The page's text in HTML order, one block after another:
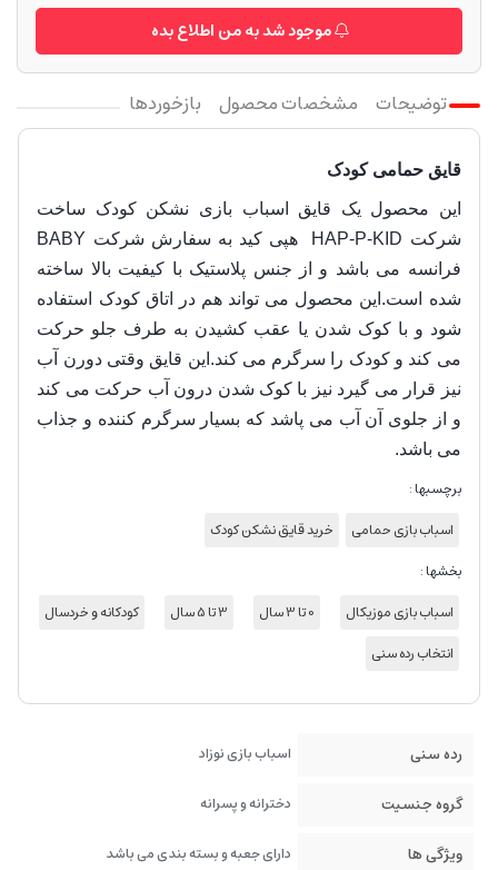
موجود شد به من اطلاع بده
توضیحات مشخصات محصول بازخوردها
قایق حمامی کودک
این محصول یک قایق اسباب بازی نشکن کودک ساخت
شرکت HAP-P-KID هپی کید به سفارش شرکت BABY
فرانسه می باشد و از جنس پلاستیک با کیفیت بالا ساخته
شده است.این محصول می تواند هم در اتاق کودک استفاده
شود و با کوک شدن یا عقب کشیدن به طرف جلو حرکت
می کند و کودک را سرگرم می کند.این قایق وقتی دورن آب
نیز قرار می گیرد نیز با کوک شدن درون آب حرکت می کند
و از جلوی آن آب می پاشد که بسیار سرگرم کننده و جذاب
می باشد.
برچسبها :
اسباب بازی حمامی
خرید قایق نشکن کودک
بخشها :
اسباب بازی موزیکال
0 تا 3 سال 3 تا 5 سال
کودکانه و خردسال
انتخاب رده سنی
رده سنی اسباب بازی نوزاد
گروه جنسیت دخترانه و پسرانه
ویژگی ها دارای جعبه و بسته بندی می باشد